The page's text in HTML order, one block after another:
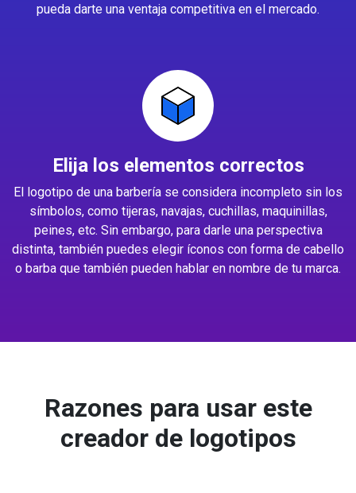
pueda darte una ventaja competitiva en el mercado.
Elija los elementos correctos
El logotipo de una barbería se considera incompleto sin los
símbolos, como tijeras, navajas, cuchillas, maquinillas,
peines, etc. Sin embargo, para darle una perspectiva
distinta, también puedes elegir íconos con forma de cabello
o barba que también pueden hablar en nombre de tu marca.
Razones para usar este
creador de logotipos